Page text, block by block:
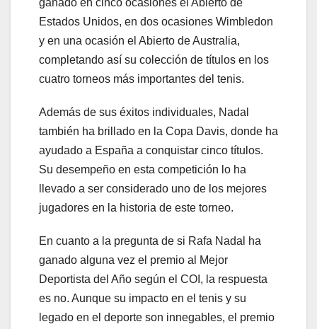
Estados Unidos, en dos ocasiones Wimbledon
y en una ocasión el Abierto de Australia,
completando así su colección de títulos en los
cuatro torneos más importantes del tenis.
Además de sus éxitos individuales, Nadal
también ha brillado en la Copa Davis, donde ha
ayudado a España a conquistar cinco títulos.
Su desempeño en esta competición lo ha
llevado a ser considerado uno de los mejores
jugadores en la historia de este torneo.
En cuanto a la pregunta de si Rafa Nadal ha
ganado alguna vez el premio al Mejor
Deportista del Año según el COI, la respuesta
es no. Aunque su impacto en el tenis y su
legado en el deporte son innegables, el premio